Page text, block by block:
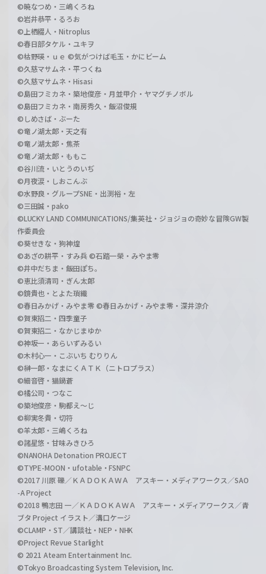
©暁なつめ・三嶋くろね
©岩井恭平・るろお
©上栖綴人・Nitroplus
©春日部タケル・ユキヲ
©枯野瑛・ｕｅ ©気がつけば毛玉・かにビーム
©久慈マサムネ・平つくね
©久慈マサムネ・Hisasi
©島田フミカネ・築地俊彦・月並甲介・ヤマグチノボル
©島田フミカネ・南房秀久・飯沼俊規
©しめさば・ぶーた
©竜ノ湖太郎・天之有
©竜ノ湖太郎・焦茶
©竜ノ湖太郎・ももこ
©谷川流・いとうのいぢ
©月夜涙・しおこんぶ
©水野良・グループSNE・出渕裕・左
©三田誠・pako
©LUCKY LAND COMMUNICATIONS/集英社・ジョジョの奇妙な冒険GW製
作委員会
©葵せきな・狗神煌
©あざの耕平・すみ兵 ©石踏一榮・みやま零
©井中だちま・飯田ぽち。
©恵比須清司・ぎん太郎
©鏡貴也・とよた瑣織
©春日みかげ・みやま零 ©春日みかげ・みやま零・深井涼介
©賀東招二・四季童子
©賀東招二・なかじまゆか
©神坂一・あらいずみるい
©木村心一・こぶいち むりりん
©榊一郎・なまにくＡＴＫ（ニトロプラス）
©細音啓・猫鍋蒼
©橘公司・つなこ
©築地俊彦・駒都え～じ
©柳実冬貴・切符
©羊太郎・三嶋くろね
©諸星悠・甘味みきひろ
©NANOHA Detonation PROJECT
©TYPE-MOON・ufotable・FSNPC
©2017 川原 礫／ＫＡＤＯＫＡＷＡ アスキー・メディアワークス／SAO
-A Project
©2018 鴨志田 一／ＫＡＤＯＫＡＷＡ アスキー・メディアワークス／青
ブタ Project イラスト／溝口ケージ
©CLAMP・ST／講談社・NEP・NHK
©Project Revue Starlight
© 2021 Ateam Entertainment Inc.
©Tokyo Broadcasting System Television, Inc.